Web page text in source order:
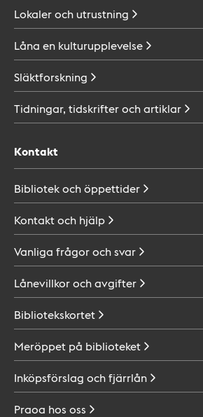
Lokaler och utrustning
Låna en kulturupplevelse
Släktforskning
Tidningar, tidskrifter ochartiklar
Kontakt
Bibliotek ochöppettider
Kontakt och hjälp
Vanliga frågor ochsvar
Lånevillkor ochavgifter
Bibliotekskortet
Meröppet på biblioteket
Inköpsförslag ochfjärrlån
Praoa hos oss